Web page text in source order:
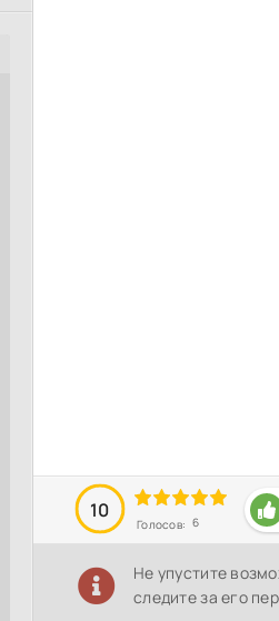
10
Голосов: 6
Не упустите
следите за его